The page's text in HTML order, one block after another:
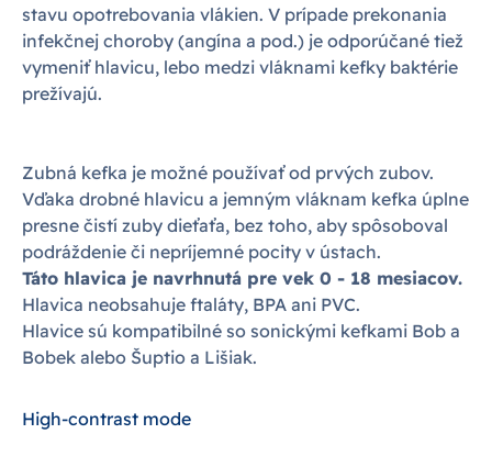
stavu opotrebovania vlákien. V prípade prekonania
infekčnej choroby (angína a pod.) je odporúčané tiež
vymeniť hlavicu, lebo medzi vláknami kefky baktérie
prežívajú.
Zubná kefka je možné používať od prvých zubov.
Vďaka drobné hlavicu a jemným vláknam kefka úplne
presne čistí zuby dieťaťa, bez toho, aby spôsoboval
podráždenie či nepríjemné pocity v ústach.
Táto hlavica je navrhnutá pre vek 0 - 18 mesiacov.
Hlavica neobsahuje ftaláty, BPA ani PVC.
Hlavice sú kompatibilné so sonickými kefkami Bob a
Bobek alebo Šuptio a Lišiak.
High-contrast mode